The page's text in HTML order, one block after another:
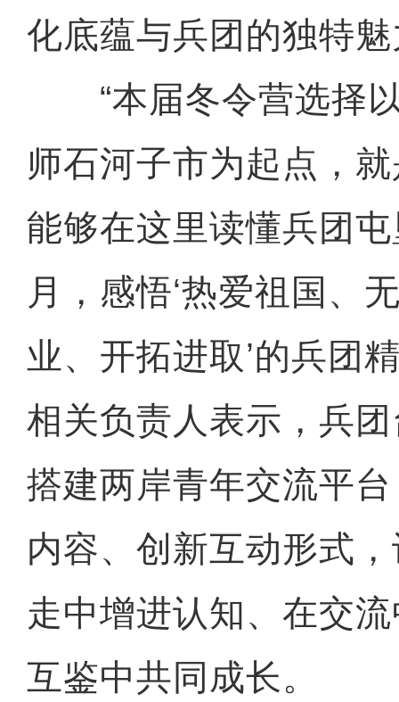
化底蕴与兵团的独特
“本届冬令营选择以
师石河子市为起点，
能够在这里读懂兵团
月，感悟‘热爱祖国、
业、开拓进取’的兵团
相关负责人表示，兵
搭建两岸青年交流平
内容、创新互动形式
走中增进认知、在交
互鉴中共同成长。